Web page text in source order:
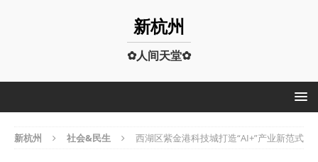
新杭州
✿人间天堂✿
新杭州 社会&民生 西湖区紫金港科技城打造“AI+”产业新范式